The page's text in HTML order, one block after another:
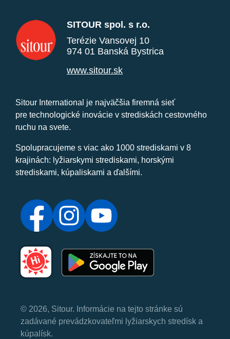
SITOUR spol. s r.o.
Terézie Vansovej 10
974 01 Banská Bystrica
www.sitour.sk
Sitour International je najväčšia firemná sieť
pre technologické inovácie v strediskách cestovného
ruchu na svete.
Spolupracujeme s viac ako 1000 strediskami v 8
krajinách: lyžiarskymi strediskami, horskými
strediskami, kúpaliskami a ďalšími.
© 2026, Sitour. Informácie na tejto stránke sú
zadávané prevádzkovateľmi lyžiarskych stredísk a
kúpalísk.